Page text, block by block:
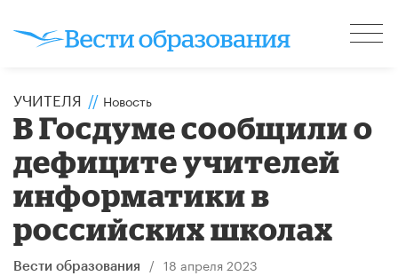
УЧИТЕЛЯ // Новость
В Госдуме сообщили о
дефиците учителей
информатики в
российских школах
Вести образования / 18 апреля 2023